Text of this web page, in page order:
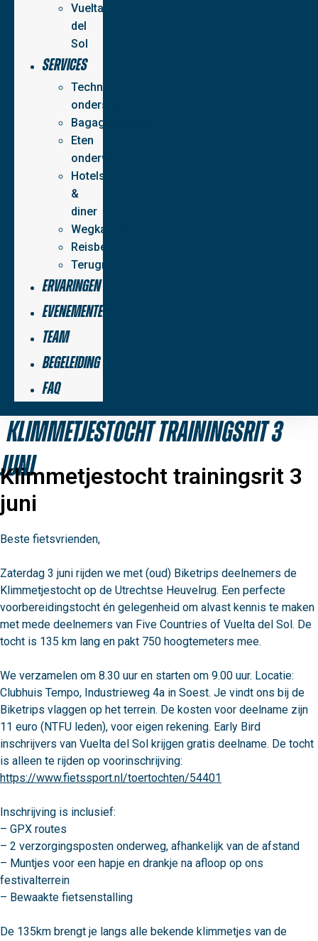
Vuelta
del
Sol
Services
Technische
ondersteuning
Bagagevervoer
Eten
onderweg
Hotels
&
diner
Wegkapiteins
Reisbegeleiding
Terugreis
Ervaringen
Evenementen
Team
Begeleiding
FAQ
Klimmetjestocht trainingsrit 3
juni
Klimmetjestocht trainingsrit 3
juni
Beste fietsvrienden,
Zaterdag 3 juni rijden we met (oud) Biketrips deelnemers de
Klimmetjestocht op de Utrechtse Heuvelrug. Een perfecte
voorbereidingstocht én gelegenheid om alvast kennis te maken
met mede deelnemers van Five Countries of Vuelta del Sol. De
tocht is 135 km lang en pakt 750 hoogtemeters mee.
We verzamelen om 8.30 uur en starten om 9.00 uur. Locatie:
Clubhuis Tempo, Industrieweg 4a in Soest. Je vindt ons bij de
Biketrips vlaggen op het terrein. De kosten voor deelname zijn
11 euro (NTFU leden), voor eigen rekening. Early Bird
inschrijvers van Vuelta del Sol krijgen gratis deelname. De tocht
https://www.fietssport.nl/toertochten/54401
Inschrijving is inclusief:
– GPX routes
– 2 verzorgingsposten onderweg, afhankelijk van de afstand
– Muntjes voor een hapje en drankje na afloop op ons
festivalterrein
– Bewaakte fietsenstalling
De 135km brengt je langs alle bekende klimmetjes van de